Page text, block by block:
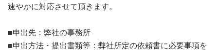
速やかに対応させて頂きます。
■申出先：弊社の事務所
■申出方法・提出書類等：弊社所定の依頼書に必要事項を